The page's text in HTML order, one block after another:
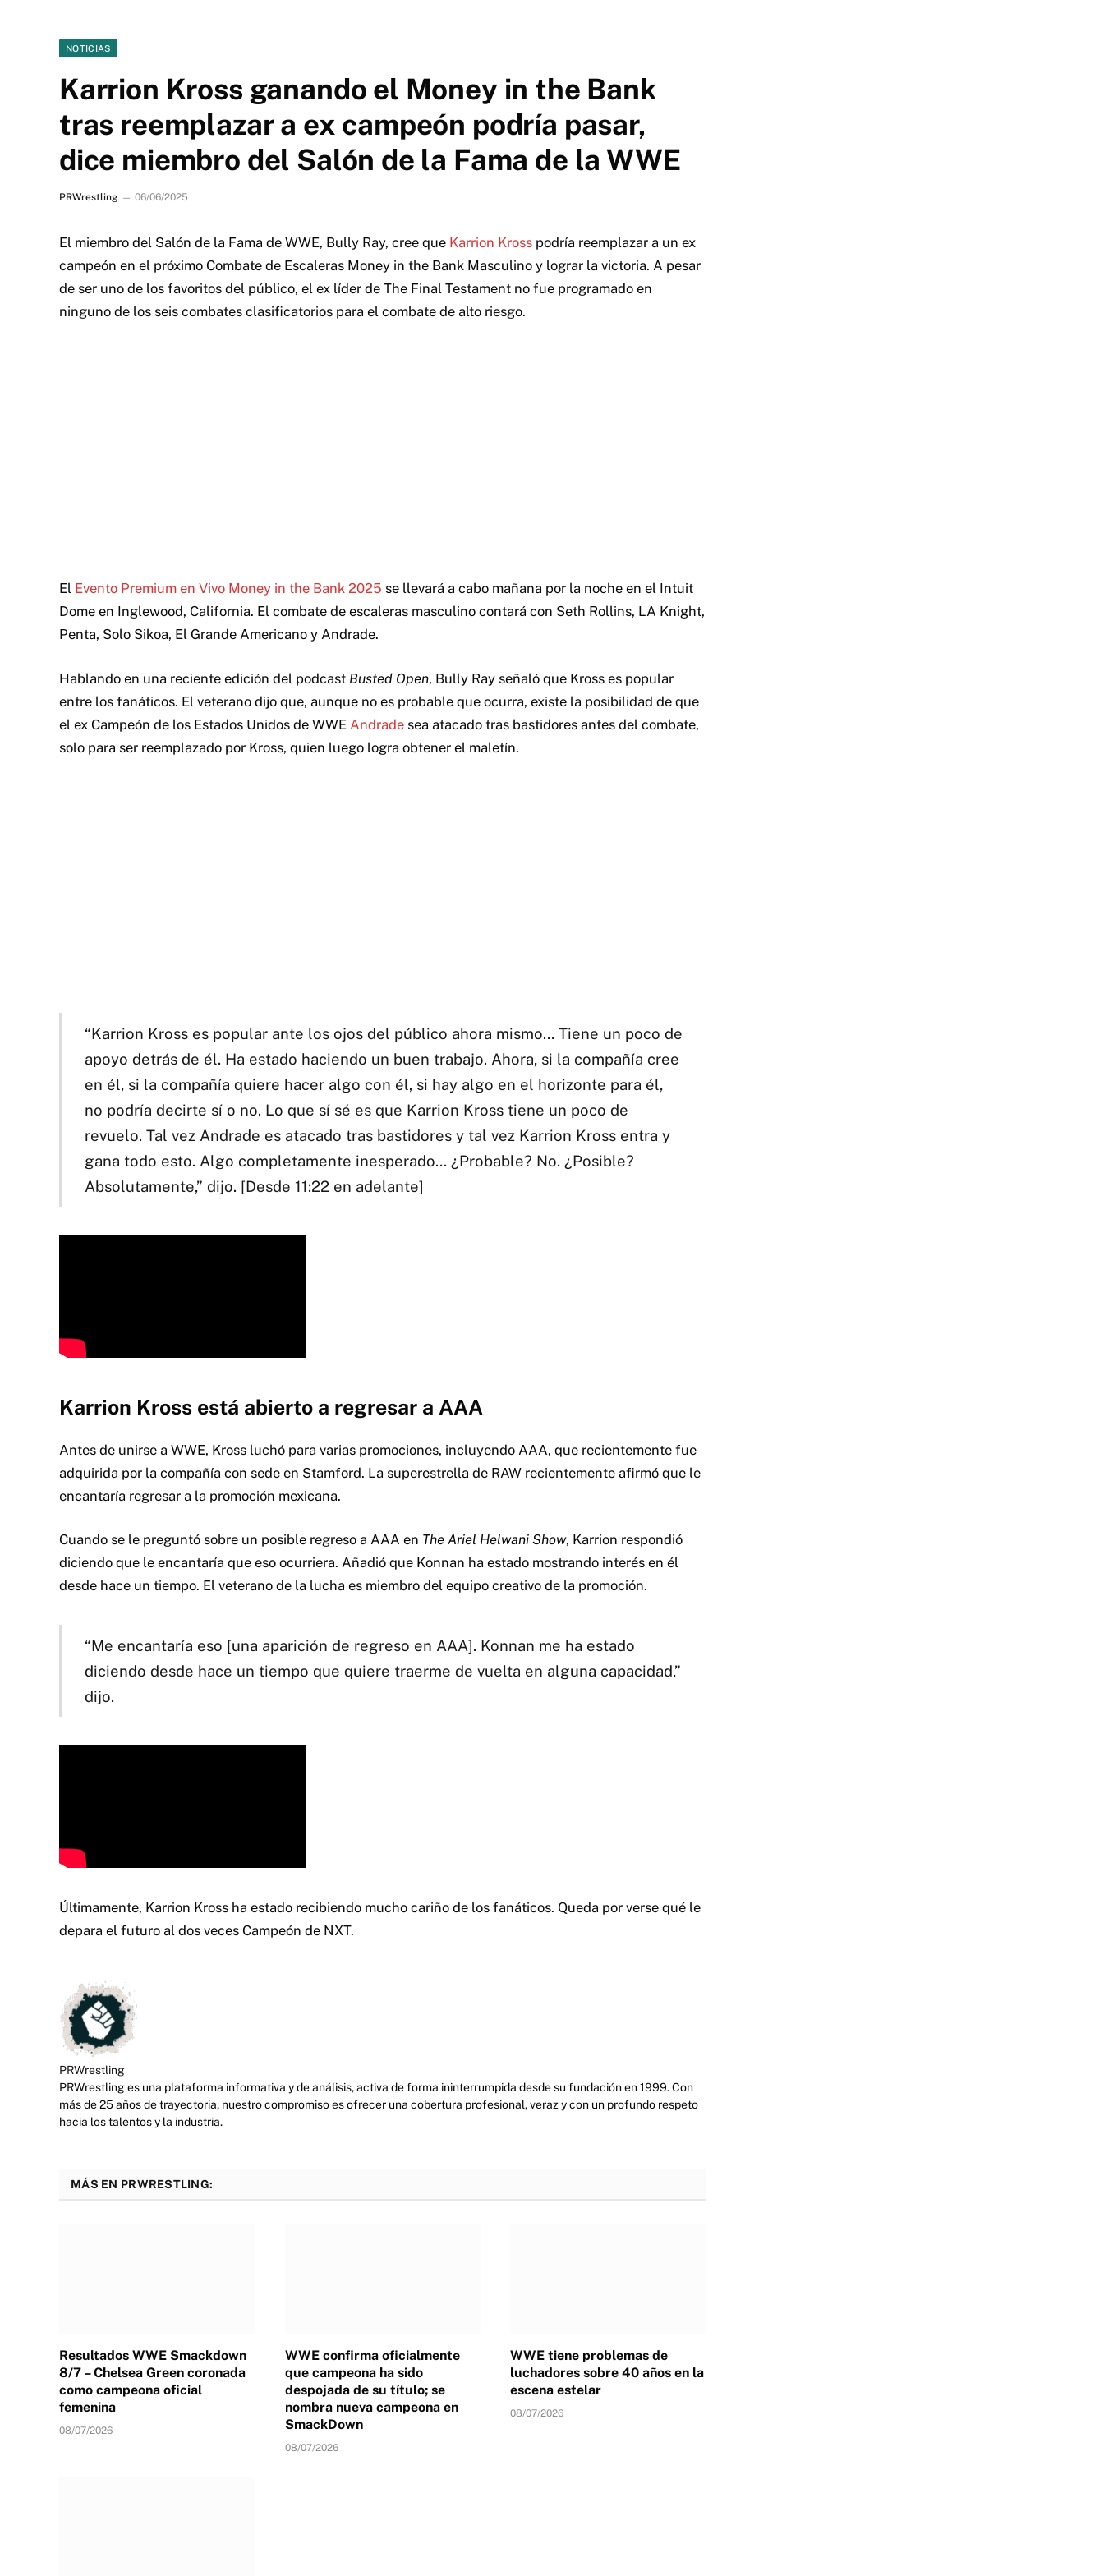
NOTICIAS
Karrion Kross ganando el Money in the Bank
tras reemplazar a ex campeón podría pasar,
dice miembro del Salón de la Fama de la WWE
PRWrestling 06/06/2025
El miembro del Salón de la Fama de WWE, Bully Ray, cree que Karrion Kross podría reemplazar a un ex
campeón en el próximo Combate de Escaleras Money in the Bank Masculino y lograr la victoria. A pesar
de ser uno de los favoritos del público, el ex líder de The Final Testament no fue programado en
ninguno de los seis combates clasificatorios para el combate de alto riesgo.
El Evento Premium en Vivo Money in the Bank 2025 se llevará a cabo mañana por la noche en el Intuit
Dome en Inglewood, California. El combate de escaleras masculino contará con Seth Rollins, LA Knight,
Penta, Solo Sikoa, El Grande Americano y Andrade.
Hablando en una reciente edición del podcast Busted Open, Bully Ray señaló que Kross es popular
entre los fanáticos. El veterano dijo que, aunque no es probable que ocurra, existe la posibilidad de que
el ex Campeón de los Estados Unidos de WWE Andrade sea atacado tras bastidores antes del combate,
solo para ser reemplazado por Kross, quien luego logra obtener el maletín.
“Karrion Kross es popular ante los ojos del público ahora mismo… Tiene un poco de
apoyo detrás de él. Ha estado haciendo un buen trabajo. Ahora, si la compañía cree
en él, si la compañía quiere hacer algo con él, si hay algo en el horizonte para él,
no podría decirte sí o no. Lo que sí sé es que Karrion Kross tiene un poco de
revuelo. Tal vez Andrade es atacado tras bastidores y tal vez Karrion Kross entra y
gana todo esto. Algo completamente inesperado… ¿Probable? No. ¿Posible?
Absolutamente,” dijo. [Desde 11:22 en adelante]
Karrion Kross está abierto a regresar a AAA
Antes de unirse a WWE, Kross luchó para varias promociones, incluyendo AAA, que recientemente fue
adquirida por la compañía con sede en Stamford. La superestrella de RAW recientemente afirmó que le
encantaría regresar a la promoción mexicana.
Cuando se le preguntó sobre un posible regreso a AAA en The Ariel Helwani Show, Karrion respondió
diciendo que le encantaría que eso ocurriera. Añadió que Konnan ha estado mostrando interés en él
desde hace un tiempo. El veterano de la lucha es miembro del equipo creativo de la promoción.
“Me encantaría eso [una aparición de regreso en AAA]. Konnan me ha estado
diciendo desde hace un tiempo que quiere traerme de vuelta en alguna capacidad,”
dijo.
Últimamente, Karrion Kross ha estado recibiendo mucho cariño de los fanáticos. Queda por verse qué le
depara el futuro al dos veces Campeón de NXT.
PRWrestling
PRWrestling es una plataforma informativa y de análisis, activa de forma ininterrumpida desde su fundación en 1999. Con
más de 25 años de trayectoria, nuestro compromiso es ofrecer una cobertura profesional, veraz y con un profundo respeto
hacia los talentos y la industria.
MÁS EN PRWRESTLING:
Resultados WWE Smackdown
8/7 – Chelsea Green coronada
como campeona oficial
femenina
08/07/2026
WWE confirma oficialmente
que campeona ha sido
despojada de su título; se
nombra nueva campeona en
SmackDown
08/07/2026
WWE tiene problemas de
luchadores sobre 40 años en la
escena estelar
08/07/2026